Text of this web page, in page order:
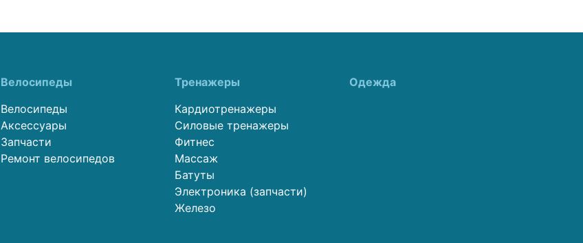
Велосипеды
Велосипеды
Аксессуары
Запчасти
Ремонт велосипедов
Тренажеры
Кардиотренажеры
Силовые тренажеры
Фитнес
Массаж
Батуты
Электроника (запчасти)
Железо
Одежда